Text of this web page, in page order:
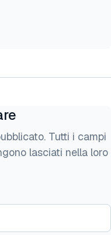
Tutti i campi
lasciati nella loro